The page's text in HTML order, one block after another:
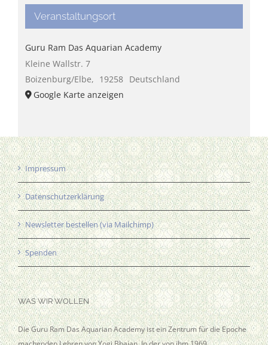
Veranstaltungsort
Guru Ram Das Aquarian Academy
Kleine Wallstr. 7
Boizenburg/Elbe, 19258 Deutschland
Google Karte anzeigen
Impressum
Datenschutzerklärung
Newsletter bestellen (via Mailchimp)
Spenden
WAS WIR WOLLEN
Die Guru Ram Das Aquarian Academy ist ein Zentrum für die Epoche